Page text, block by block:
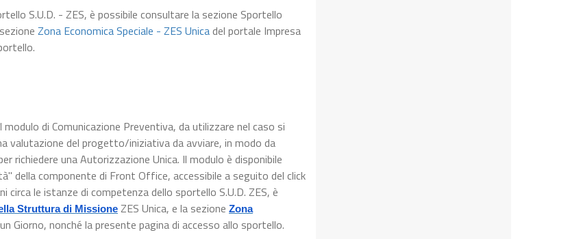
S.U.D. - ZES, è possibile consultare la sezione Sportello
Zona Economica Speciale - ZES Unicadel portale Impresa
di Comunicazione Preventiva, da utilizzare nel caso si
valutazione del progetto/iniziativa da avviare, in modo da
una Autorizzazione Unica. Il modulo è disponibile
della componente di Front Office, accessibile a seguito del click
le istanze di competenza dello sportello S.U.D. ZES, è
Struttura di Missione ZES Unica, e la sezione Zona
Giorno, nonché la presente pagina di accesso allo sportello.